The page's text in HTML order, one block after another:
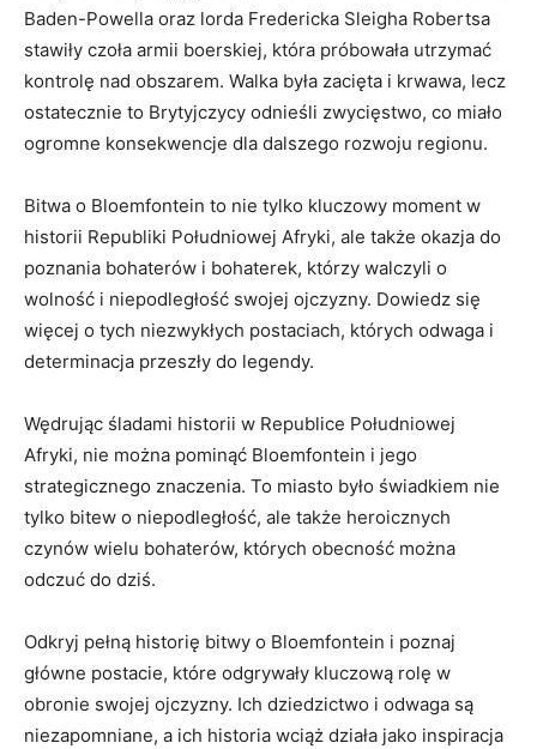
Baden-Powella oraz lorda Fredericka​ Sleigha Robertsa⁣
stawiły⁣ czoła armii boerskiej, która ⁣próbowała‌ utrzymać
kontrolę nad‍ obszarem. Walka była ‍zacięta ‍i krwawa, lecz
ostatecznie to Brytyjczycy odnieśli zwycięstwo, co miało
ogromne konsekwencje dla dalszego rozwoju⁣ regionu.
Bitwa o ⁢Bloemfontein to nie tylko kluczowy moment w‍
historii Republiki Południowej Afryki,⁤ ale także okazja ​do
poznania bohaterów‍ i bohaterek, ⁤którzy walczyli o
wolność i niepodległość swojej‍ ojczyzny. ⁤Dowiedz się
więcej ‍o tych niezwykłych postaciach, których odwaga i
determinacja ⁢przeszły do legendy.
Wędrując śladami historii w Republice Południowej
Afryki, nie ​można pominąć Bloemfontein i ⁤jego
strategicznego znaczenia. ‍To miasto było‍ świadkiem nie
⁢tylko bitew o niepodległość, ale także heroicznych
czynów wielu bohaterów, których obecność można‍
odczuć do dziś.
Odkryj pełną historię⁤ bitwy o‌ Bloemfontein i poznaj
główne postacie, które odgrywały kluczową rolę ‌w
obronie swojej⁤ ojczyzny. Ich dziedzictwo i odwaga są
niezapomniane, a ich historia wciąż działa jako inspiracja